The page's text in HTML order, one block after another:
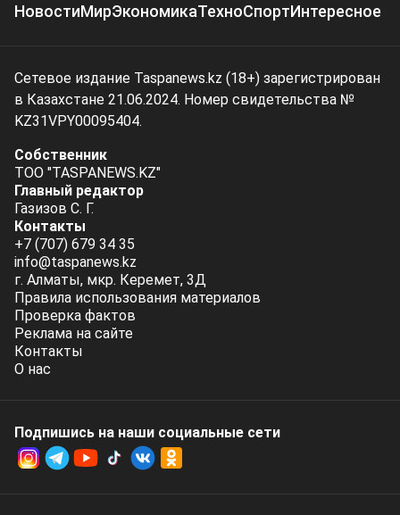
НовостиМирЭкономикаТехноСпортИнтересное
Сетевое издание Taspanews.kz (18+) зарегистрирован
в Казахстане 21.06.2024. Номер свидетельства №
KZ31VPY00095404.
Собственник
ТОО "TASPANEWS.KZ"
Главный редактор
Газизов С. Г.
Контакты
+7 (707) 679 34 35
info@taspanews.kz
г. Алматы, мкр. Керемет, 3Д
Правила использования материалов
Проверка фактов
Реклама на сайте
Контакты
О нас
Подпишись на наши социальные cети